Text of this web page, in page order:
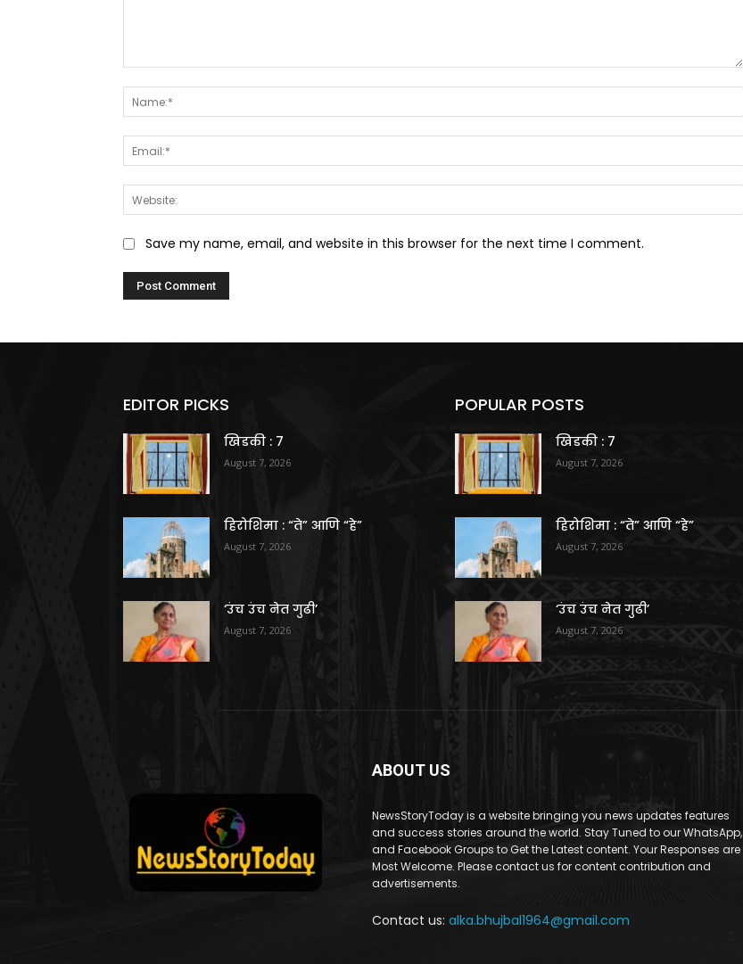
Save my name, email, and website in this browser for the next time I comment.
EDITOR PICKS
खिडकी : 7
August 7, 2026
हिरोशिमा : “ते” आणि “हे”
August 7, 2026
‘उंच उंच नेत गुढी’
August 7, 2026
POPULAR POSTS
खिडकी : 7
August 7, 2026
हिरोशिमा : “ते” आणि “हे”
August 7, 2026
‘उंच उंच नेत गुढी’
August 7, 2026
ABOUT US
NewsStoryToday is a website bringing you news updates features
and success stories around the world. Stay Tuned to our WhatsApp,
and Facebook Groups to Get the Latest content. Your Responses are
Most Welcome. Please contact us for content contribution and
advertisements.
Contact us: alka.bhujbal1964@gmail.com